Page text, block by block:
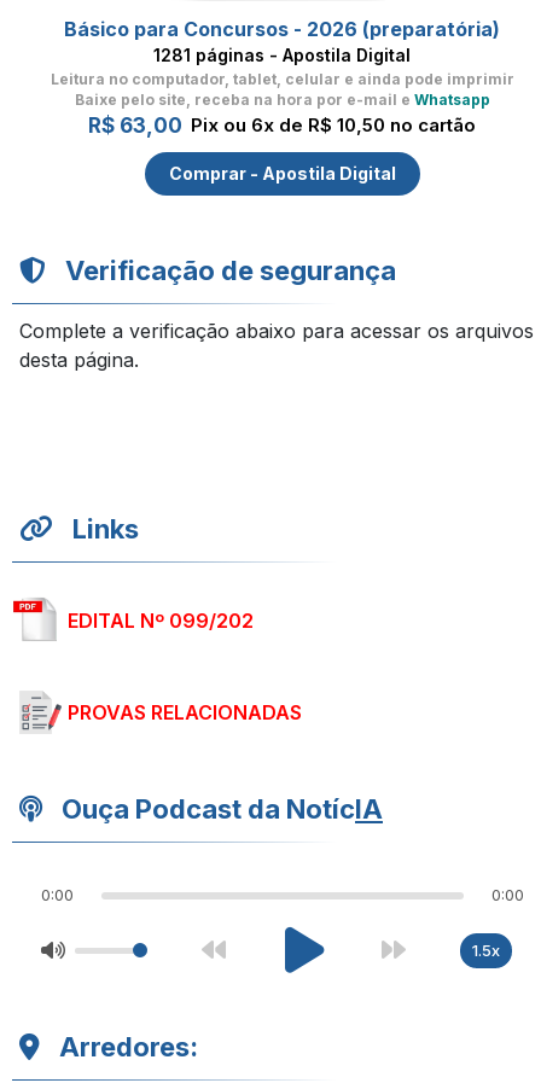
Básico para Concursos - 2026 (preparatória)
1281 páginas - Apostila Digital
Leitura no computador, tablet, celular e ainda pode imprimir
Baixe pelo site, receba na hora por e-mail e Whatsapp
R$ 63,00 Pix ou 6x de R$ 10,50 no cartão
Comprar - Apostila Digital
Verificação de segurança
Complete a verificação abaixo para acessar os arquivos
desta página.
Links
EDITAL Nº 099/202
PROVAS RELACIONADAS
Ouça Podcast da NotícIA
0:00 0:00
1.5x
Arredores: